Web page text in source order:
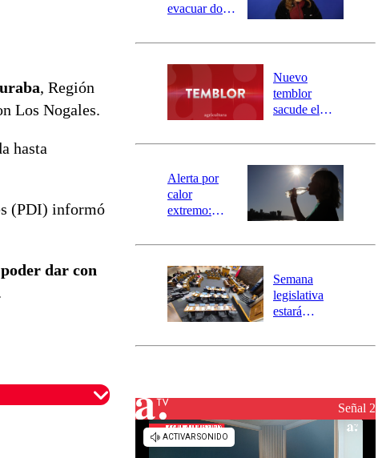
, Región
Los Nogales.
hasta
(PDI) informó
dar con
evacuar dos
Carahue por
río Damas:
activa
mensajería
SAE
Nuevo
temblor
sacude el
revisa la
epicentro
Alerta por
calor
extremo:
activa Alerta
Preventiva en
tres comunas
Semana
legislativa
estará
el fin de la
reconstrucciónSeñal 2